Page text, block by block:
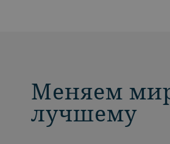
Меняем
лучшему